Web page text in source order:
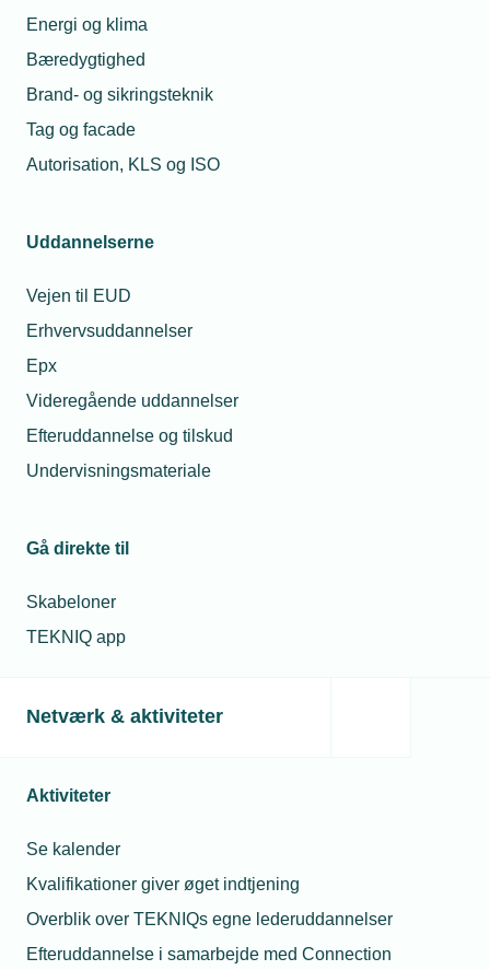
Energi og klima
Bæredygtighed
Brand- og sikringsteknik
Tag og facade
Autorisation, KLS og ISO
Uddannelserne
Vejen til EUD
Erhvervsuddannelser
Epx
Videregående uddannelser
Efteruddannelse og tilskud
Undervisningsmateriale
Gå direkte til
Skabeloner
TEKNIQ app
Netværk & aktiviteter
Aktiviteter
Se kalender
Kvalifikationer giver øget indtjening
Overblik over TEKNIQs egne lederuddannelser
Efteruddannelse i samarbejde med Connection